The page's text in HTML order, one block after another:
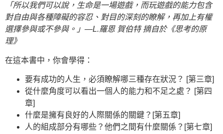
「所以我們可以說，生命是一場遊戲，而玩遊戲的能力包含
對自由與各種障礙的容忍、對目的深刻的瞭解，再加上有權
選擇參與或不參與。」 —L.羅恩 賀伯特 摘自於《思考的原
理》
在這本書中，你會學得：
要有成功的人生，必須瞭解哪三種存在狀況？ [第三章]
從什麼角度可以看出一個人的能力和不足之處？ [第四
章]
什麼是擁有良好的人際關係的關鍵？[第五章]
人的組成部分有哪些？他們之間有什麼關係？[第七章]